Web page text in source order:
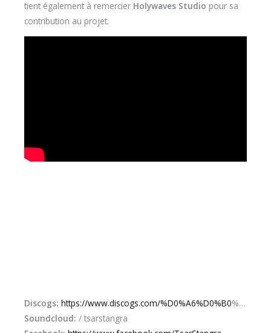
tient également à remercier Holywaves Studio pour sa
contribution au projet.
Discogs: https://www.discogs.com/%D0%A6%D0%B0%…
Soundcloud: / tsarstangra